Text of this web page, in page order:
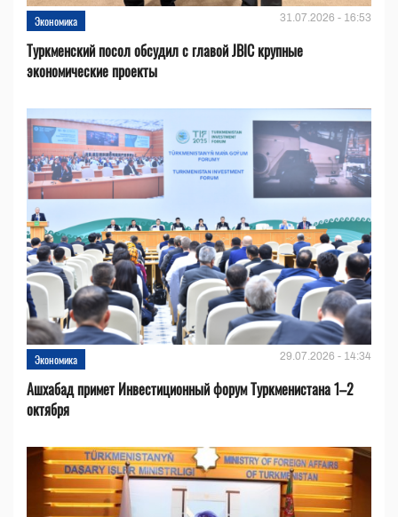
Экономика 31.07.2026 - 16:53
Туркменский посол обсудил с главой JBIC крупные
экономические проекты
Экономика 29.07.2026 - 14:34
Ашхабад примет Инвестиционный форум Туркменистана 1–2
октября